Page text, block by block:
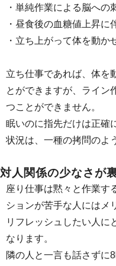
・単純作業による脳への
・昼食後の血糖値上昇に
・立ち上がって体を動か
立ち仕事であれば、体を
とができますが、ライン
つことができません。
眠いのに指先だけは正確
状況は、一種の拷問のよ
対人関係の少なさが
座り仕事は黙々と作業す
ションが苦手な人にはメ
リフレッシュしたい人に
なります。
隣の人と一言も話さずに